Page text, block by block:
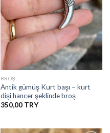
İstek
Listesine
Ekle
BROŞ
Antik gümüş Kurt başı – kurt
dişi hancer şeklinde broş
350,00